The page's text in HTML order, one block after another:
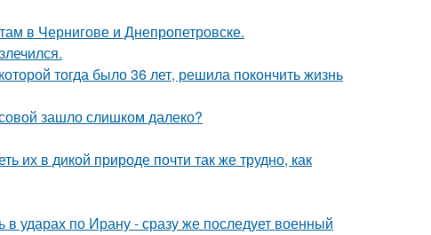
в Чернигове и Днепропетровске.
тогда было 36 лет, решила покончить жизнь
зашло слишком далеко?
их в дикой природе почти так же трудно, как
ударах по Ирану - сразу же последует военный